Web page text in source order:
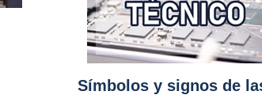
Símbolos y signos de